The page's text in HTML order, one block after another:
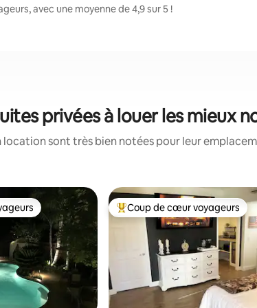
avec une moyenne de 4,9 sur 5 !
privées à louer les mieux
location sont très bien notées pour leur
les plus appréciés Coups de cœur voyageurs les
Coup de cœur voyageurs